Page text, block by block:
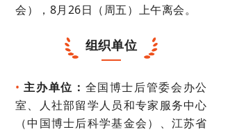
会），8月26日（周五）上午离会。
组织单位
• 主办单位： 全国博士后管委会办公
室、人社部留学人员和专家服务中心
（中国博士后科学基金会）、江苏省